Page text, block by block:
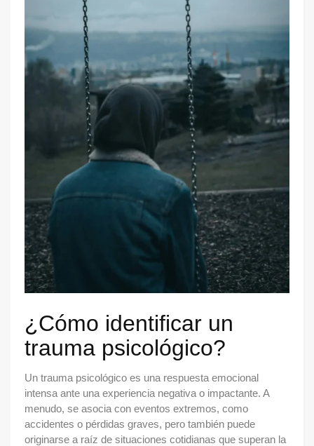
¿Cómo identificar un
trauma psicológico?
Un trauma psicológico es una respuesta emocional
intensa ante una experiencia negativa o impactante. A
menudo, se asocia con eventos extremos, como
accidentes o pérdidas graves, pero también puede
originarse a raíz de situaciones cotidianas que superan la